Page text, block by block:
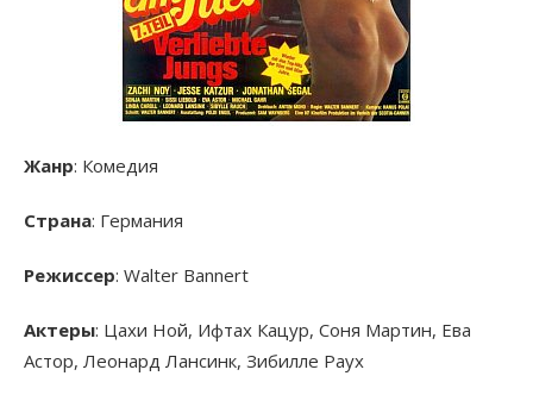
Жанр: Комедия
Страна: Германия
Режиссер: Walter Bannert
Актеры: Цахи Ной, Ифтах Кацур, Соня Мартин, Ева
Астор, Леонард Лансинк, Зибилле Раух